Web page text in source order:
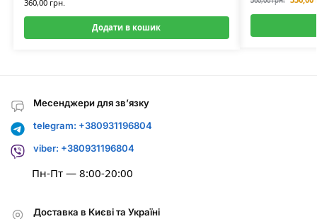
360,00 грн.
Додати в кошик
Месенджери для зв’язку
telegram: +380931196804
viber: +380931196804
Пн-Пт — 8:00-20:00
Доставка в Києві та Україні